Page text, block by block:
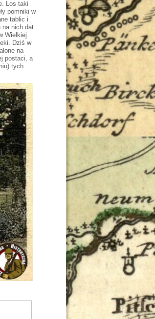
Los taki
pomniki w
tablic i
na nich dat
Wielkiej
Dziś w
na
postaci, a
tych